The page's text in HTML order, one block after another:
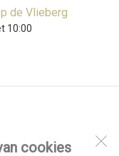
cookies
de Vlieberg
10:00